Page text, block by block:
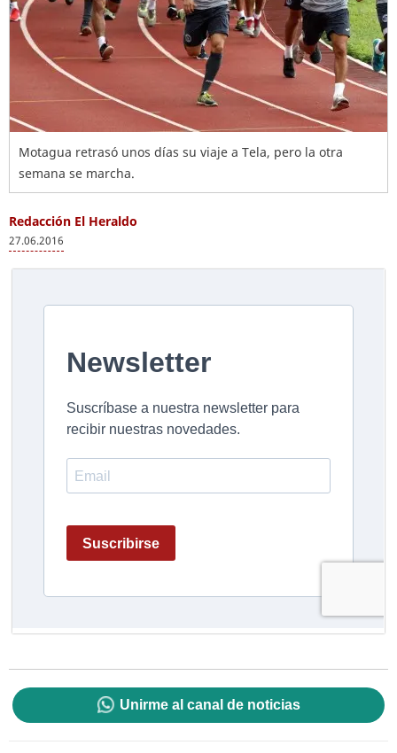
Motagua retrasó unos días su viaje a Tela, pero la otra
semana se marcha.
Redacción El Heraldo
27.06.2016
Unirme al canal de noticias